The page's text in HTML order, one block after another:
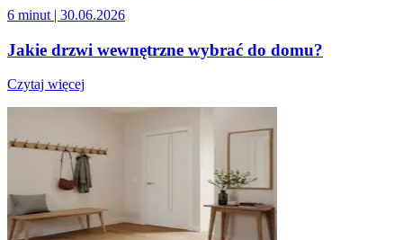
6 minut | 30.06.2026
Jakie drzwi wewnętrzne wybrać do domu?
Czytaj więcej